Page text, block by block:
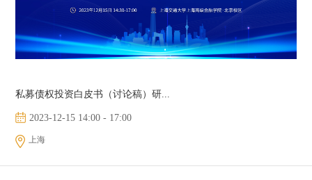
私募债权投资白皮书（讨论稿）研...
2023-12-15 14:00 - 17:00
上海